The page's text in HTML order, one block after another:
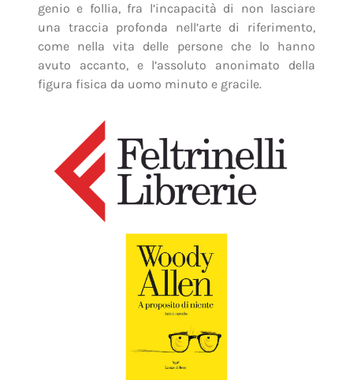
genio e follia, fra l’incapacità di non lasciare
una traccia profonda nell’arte di riferimento,
come nella vita delle persone che lo hanno
avuto accanto, e l’assoluto anonimato della
figura fisica da uomo minuto e gracile.